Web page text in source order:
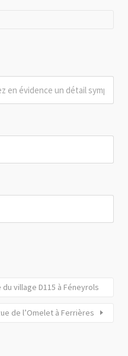
village D115 à Féneyrols
de l’Omelet à Ferrières